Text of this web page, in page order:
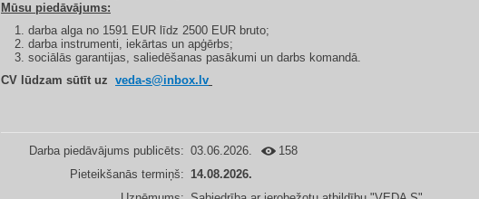
Mūsu piedāvājums:
darba alga no 1591 EUR līdz 2500 EUR bruto;
darba instrumenti, iekārtas un apģērbs;
sociālās garantijas, saliedēšanas pasākumi un darbs komandā.
CV lūdzam sūtīt uz veda-s@inbox.lv
Darba piedāvājums publicēts: 03.06.2026.
158
Pieteikšanās termiņš: 14.08.2026.